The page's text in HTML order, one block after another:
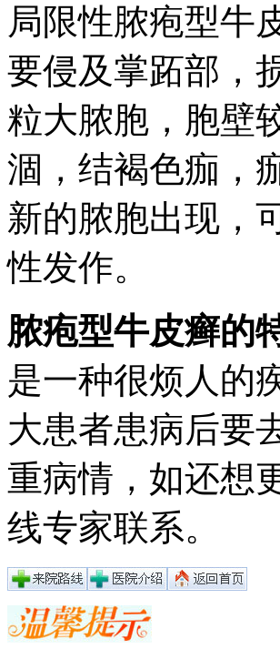
局限性脓疱型牛
要侵及掌跖部，
粒大脓胞，胞壁
涸，结褐色痂，
新的脓胞出现，
性发作。
脓疱型牛皮癣的
是一种很烦人的
大患者患病后要
重病情，如还想
线专家联系。